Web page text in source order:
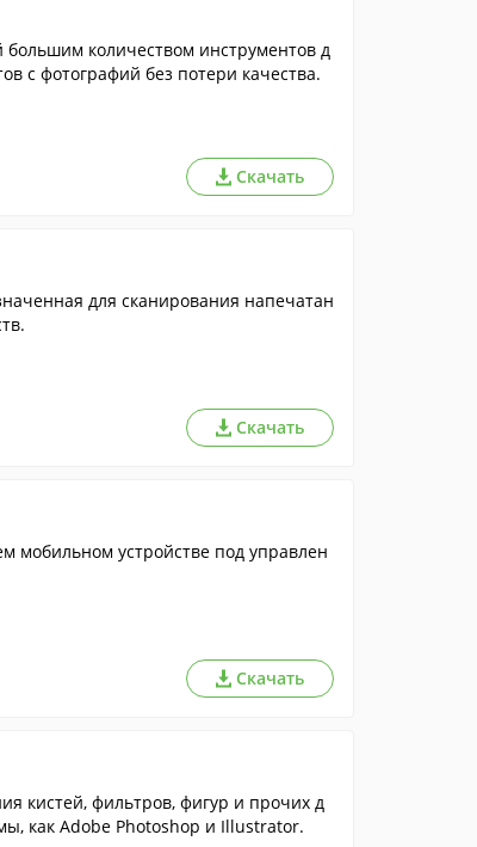
количеством инструментов д
с фотографий без потери качества.
Скачать
для сканирования напечатан
Скачать
мобильном устройстве под управлен
Скачать
кистей, фильтров, фигур и прочих д
как Adobe Photoshop и Illustrator.